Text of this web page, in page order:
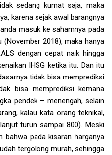
sedang kumat saja, maka
karena sejak awal barangnya
masuk ke sahamnya pada
(November 2018), maka hanya
dengan cepat naik hingga
IHSG ketika itu. Dan itu
tidak bisa memprediksi
bisa memprediksi kemana
pendek – menengah, selain
kalau kata orang teknikal,
turun sampai 800). Meski
bahwa pada kisaran harganya
tergolong murah, sehingga